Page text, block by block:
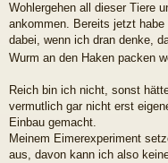
Wohlergehen all dieser Tiere
ankommen. Bereits jetzt
dabei, wenn ich dran denke,
Wurm an den Haken packen
Reich bin ich nicht, sonst
vermutlich gar nicht erst
Einbau gemacht.
Meinem Eimerexperiment
aus, davon kann ich also